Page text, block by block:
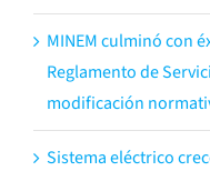
MINEM culminó con
Reglamento de
modificación
Sistema eléctrico